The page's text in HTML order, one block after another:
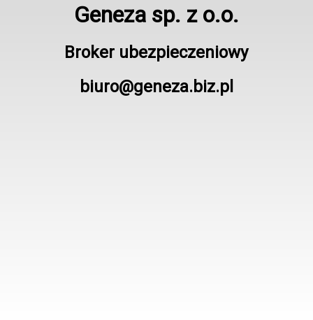
Geneza sp. z o.o.
Broker ubezpieczeniowy
biuro@geneza.biz.pl